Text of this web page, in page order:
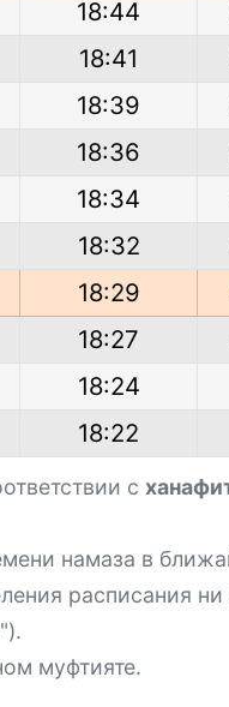
18:44
18:41
18:39
18:36
18:34
18:32
18:29
18:27
18:24
18:22
с
намаза в
расписания
муфтияте.